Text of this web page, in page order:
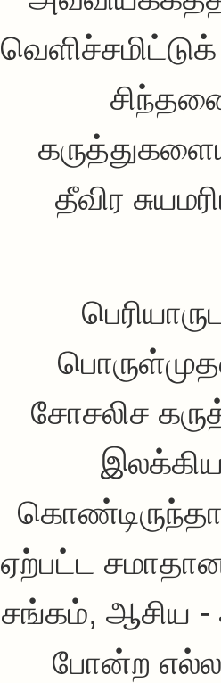
தீவிர
சோசலிச
ஏற்பட்ட
சங்கம், ஆசிய -
போன்ற